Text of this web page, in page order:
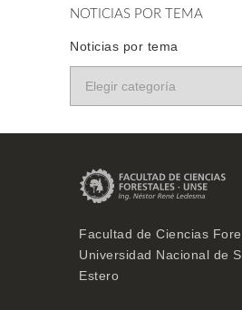
NOTICIAS POR TEMA
Noticias por tema
Facultad de Ciencias
Universidad Nacional de
Estero